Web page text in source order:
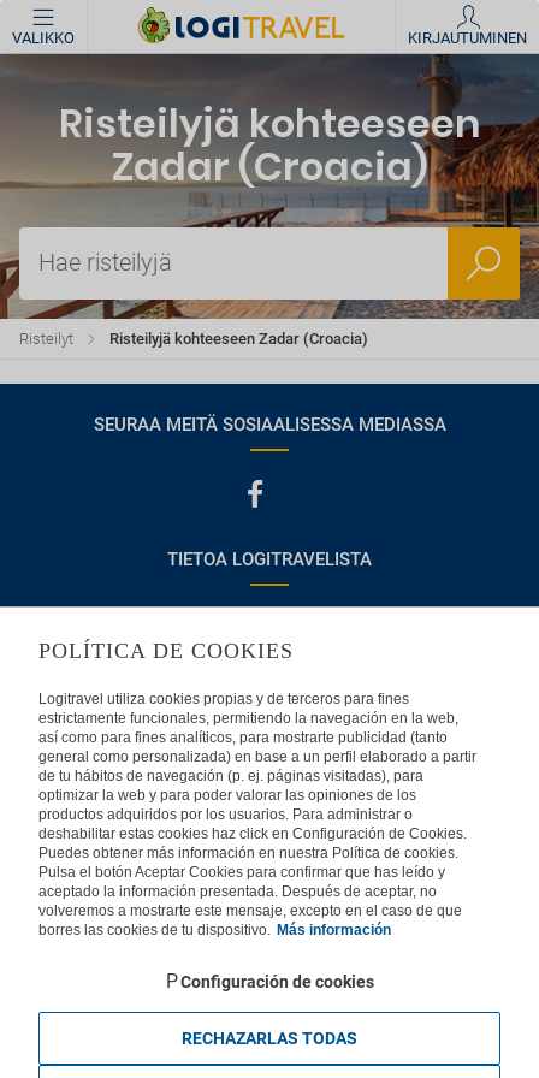
VALIKKO KIRJAUTUMINEN
Risteilyjä kohteeseen
Zadar (Croacia)
Hae risteilyjä
Risteilyjä kohteeseen Zadar (Croacia)
Risteilyt
SEURAA MEITÄ SOSIAALISESSA MEDIASSA
TIETOA LOGITRAVELISTA
Oikeudellinen huomautus Yleiset valmismatkaehdot
Evästekäytäntömme
MUISSA MAISSA
Espanja Portugali Italia
POLÍTICA DE COOKIES
Logitravel utiliza cookies propias y de terceros para fines
estrictamente funcionales, permitiendo la navegación en la web,
así como para fines analíticos, para mostrarte publicidad (tanto
general como personalizada) en base a un perfil elaborado a partir
de tu hábitos de navegación (p. ej. páginas visitadas), para
optimizar la web y para poder valorar las opiniones de los
productos adquiridos por los usuarios. Para administrar o
deshabilitar estas cookies haz click en Configuración de Cookies.
Puedes obtener más información en nuestra Política de cookies.
Pulsa el botón Aceptar Cookies para confirmar que has leído y
aceptado la información presentada. Después de aceptar, no
volveremos a mostrarte este mensaje, excepto en el caso de que
borres las cookies de tu dispositivo. Más información
Configuración de cookies
RECHAZARLAS TODAS